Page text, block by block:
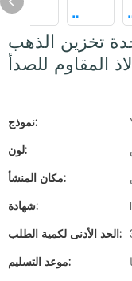
تخزين الذهب
المقاوم للصدأ
نموذج:
لون:
مكان المنشأ:
شهادة:
الحد الأدنى لكمية الطلب:
موعد التسليم: